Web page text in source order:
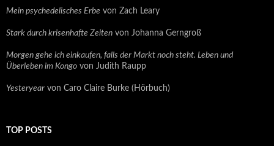
Mein psychedelisches Erbe von Zach Leary
Stark durch krisenhafte Zeiten von Johanna Gerngroß
Morgen gehe ich einkaufen, falls der Markt noch steht. Leben und
Überleben im Kongo von Judith Raupp
Yesteryear von Caro Claire Burke (Hörbuch)
TOP POSTS